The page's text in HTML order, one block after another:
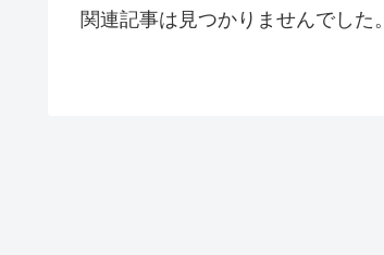
関連記事は見つかりませんでした。